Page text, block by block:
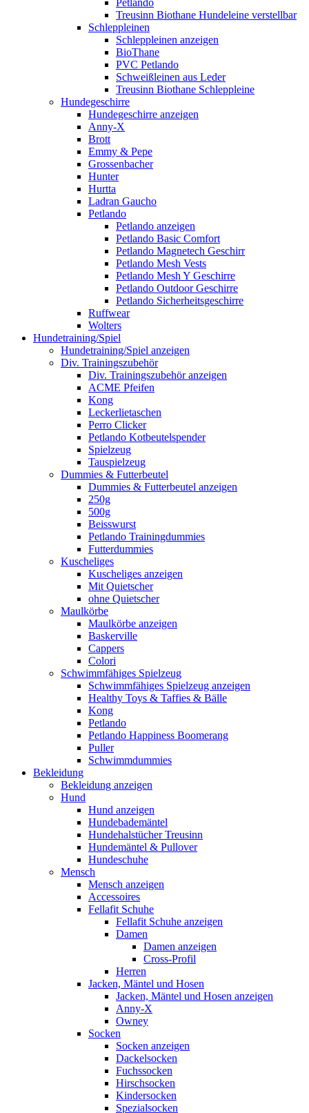
Treusinn Biothane Hundeleine verstellbar
Schleppleinen
Schleppleinen anzeigen
BioThane
PVC Petlando
Schweißleinen aus Leder
Treusinn Biothane Schleppleine
Hundegeschirre
Hundegeschirre anzeigen
Anny-X
Brott
Emmy & Pepe
Grossenbacher
Hunter
Hurtta
Ladran Gaucho
Petlando
Petlando anzeigen
Petlando Basic Comfort
Petlando Magnetech Geschirr
Petlando Mesh Vests
Petlando Mesh Y Geschirre
Petlando Outdoor Geschirre
Petlando Sicherheitsgeschirre
Ruffwear
Wolters
Hundetraining/Spiel
Hundetraining/Spiel anzeigen
Div. Trainingszubehör
Div. Trainingszubehör anzeigen
ACME Pfeifen
Kong
Leckerlietaschen
Perro Clicker
Petlando Kotbeutelspender
Spielzeug
Tauspielzeug
Dummies & Futterbeutel
Dummies & Futterbeutel anzeigen
250g
500g
Beisswurst
Petlando Trainingdummies
Futterdummies
Kuscheliges
Kuscheliges anzeigen
Mit Quietscher
ohne Quietscher
Maulkörbe
Maulkörbe anzeigen
Baskerville
Cappers
Colori
Schwimmfähiges Spielzeug
Schwimmfähiges Spielzeug anzeigen
Healthy Toys & Taffies & Bälle
Kong
Petlando
Petlando Happiness Boomerang
Puller
Schwimmdummies
Bekleidung
Bekleidung anzeigen
Hund
Hund anzeigen
Hundebademäntel
Hundehalstücher Treusinn
Hundemäntel & Pullover
Hundeschuhe
Mensch
Mensch anzeigen
Accessoires
Fellafit Schuhe
Fellafit Schuhe anzeigen
Damen
Damen anzeigen
Cross-Profil
Herren
Jacken, Mäntel und Hosen
Jacken, Mäntel und Hosen anzeigen
Anny-X
Owney
Socken
Socken anzeigen
Dackelsocken
Fuchssocken
Hirschsocken
Kindersocken
Spezialsocken